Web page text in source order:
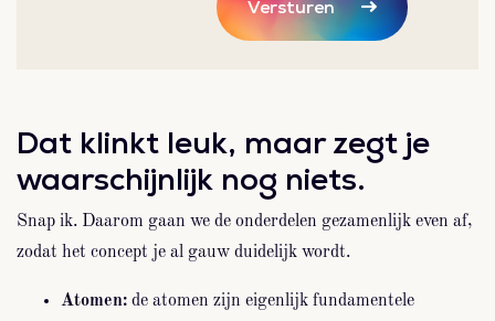
Versturen
Dat klinkt leuk, maar zegt je
waarschijnlijk nog niets.
Snap ik. Daarom gaan we de onderdelen gezamenlijk even af,
zodat het concept je al gauw duidelijk wordt.
Atomen: de atomen zijn eigenlijk fundamentele